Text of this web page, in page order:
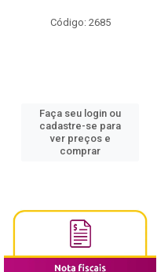
Código: 2685
Faça seu login ou
cadastre-se para
ver preços e
comprar